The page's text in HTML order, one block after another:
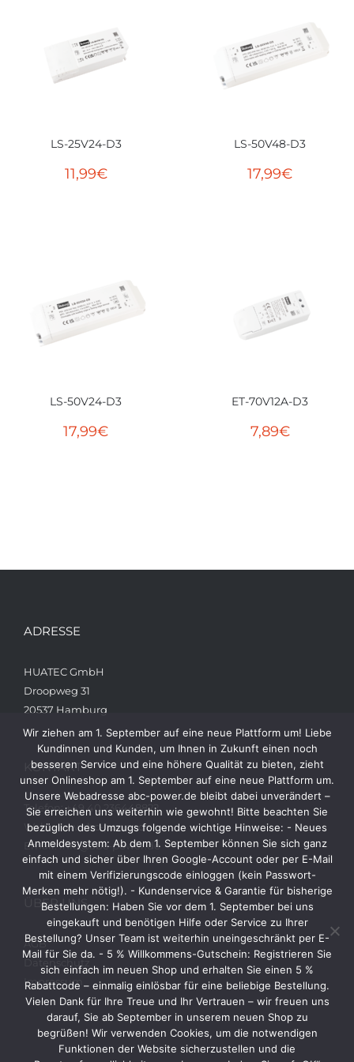
LS-25V24-D3
11,99€
LS-50V48-D3
17,99€
LS-50V24-D3
17,99€
ET-70V12A-D3
7,89€
ADRESSE
HUATEC GmbH
Droopweg 31
20537 Hamburg
KONTAKT
Telefon: +49 40 236448822
Web: www.abc-power.de
Email: info@abc-power.de
ÜBER UNS
AGB
Impressum
Wir ziehen am 1. September auf eine neue Plattform um! Liebe
Kundinnen und Kunden, um Ihnen in Zukunft einen noch
besseren Service und eine höhere Qualität zu bieten, zieht
unser Onlineshop am 1. September auf eine neue Plattform um.
Unsere Webadresse abc-power.de bleibt dabei unverändert –
Sie erreichen uns weiterhin wie gewohnt! Bitte beachten Sie
bezüglich des Umzugs folgende wichtige Hinweise: - Neues
Anmeldesystem: Ab dem 1. September können Sie sich ganz
einfach und sicher über Ihren Google-Account oder per E-Mail
mit einem Verifizierungscode einloggen (kein Passwort-
Merken mehr nötig!). - Kundenservice & Garantie für bisherige
Bestellungen: Haben Sie vor dem 1. September bei uns
eingekauft und benötigen Hilfe oder Service zu Ihrer
Bestellung? Unser Team ist weiterhin uneingeschränkt per E-
Mail für Sie da. - 5 % Willkommens-Gutschein: Registrieren Sie
sich einfach im neuen Shop und erhalten Sie einen 5 %
Rabattcode – einmalig einlösbar für eine beliebige Bestellung.
Vielen Dank für Ihre Treue und Ihr Vertrauen – wir freuen uns
darauf, Sie ab September in unserem neuen Shop zu
begrüßen! Wir verwenden Cookies, um die notwendigen
Funktionen der Website sicherzustellen und die